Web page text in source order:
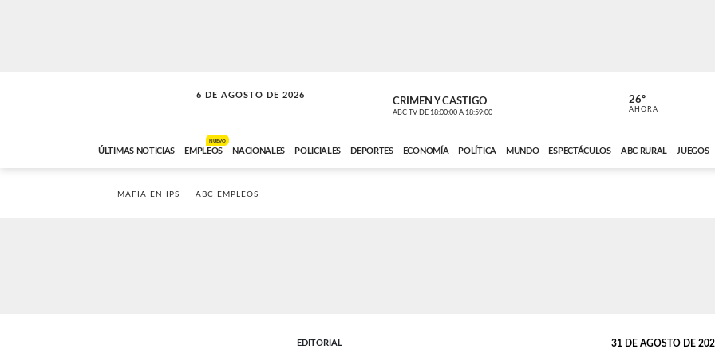
6 DE AGOSTO DE 2026
SOLO MÚSICA CRIMEN Y CASTIGO
ABC TV DE 18:00:00 A 18:59:00 ABC CARDINAL
26º
AHORA
ÚLTIMAS NOTICIAS EMPLEOS
NUEVO
NACIONALES POLICIALES DEPORTES ECONOMÍA POLÍTICA MUNDO ESPECTÁCULOS ABC RURAL JUEGOS
MAFIA EN IPS ABC EMPLEOS
EDITORIAL 31 DE AGOSTO DE